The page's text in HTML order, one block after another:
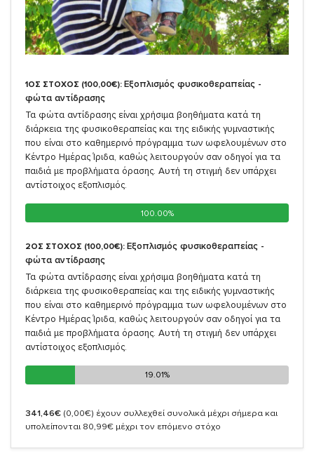
1ΟΣ ΣΤΟΧΟΣ (100,00€): Εξοπλισμός φυσικοθεραπείας -
φώτα αντίδρασης
Τα φώτα αντίδρασης είναι χρήσιμα βοηθήματα κατά τη
διάρκεια της φυσικοθεραπείας και της ειδικής γυμναστικής
που είναι στο καθημερινό πρόγραμμα των ωφελουμένων στο
Κέντρο Ημέρας Ίριδα, καθώς λειτουργούν σαν οδηγοί για τα
παιδιά με προβλήματα όρασης. Αυτή τη στιγμή δεν υπάρχει
αντίστοιχος εξοπλισμός.
100.00%
100.00%
2ΟΣ ΣΤΟΧΟΣ (100,00€): Εξοπλισμός φυσικοθεραπείας -
φώτα αντίδρασης
Τα φώτα αντίδρασης είναι χρήσιμα βοηθήματα κατά τη
διάρκεια της φυσικοθεραπείας και της ειδικής γυμναστικής
που είναι στο καθημερινό πρόγραμμα των ωφελουμένων στο
Κέντρο Ημέρας Ίριδα, καθώς λειτουργούν σαν οδηγοί για τα
παιδιά με προβλήματα όρασης. Αυτή τη στιγμή δεν υπάρχει
αντίστοιχος εξοπλισμός.
19.01%
19.01%
341,46€ (0,00€) έχουν συλλεχθεί συνολικά μέχρι σήμερα και
υπολείπονται 80,99€ μέχρι τον επόμενο στόχο